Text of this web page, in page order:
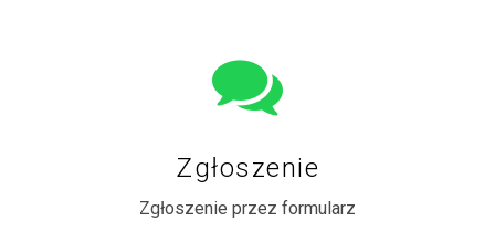
Zgłoszenie
Zgłoszenie przez formularz